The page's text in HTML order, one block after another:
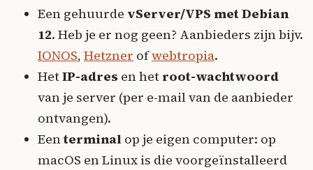
Een gehuurde vServer/VPS met Debian
12. Heb je er nog geen? Aanbieders zijn bijv.
IONOS, Hetzner ofwebtropia.
HetIP-adres en het root-wachtwoord
van je server (per e-mail van de aanbieder
ontvangen).
Eenterminal op je eigen computer: op
macOS en Linux is die voorgeïnstalleerd